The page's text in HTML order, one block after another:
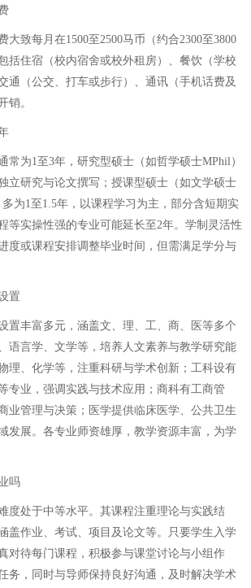
大致每月在1500至2500马币（约合2300至3800
括住宿（校内宿舍或校外租房）、餐饮（学校
通（公交、打车或步行）、通讯（手机话费及
销。
常为1至3年，研究型硕士（如哲学硕士MPhil）
立研究与论文撰写；授课型硕士（如文学硕士
为1至1.5年，以课程学习为主，部分含短期实
等实操性强的专业可能延长至2年。学制灵活性
度或课程安排调整毕业时间，但需满足学分与
置
置丰富多元，涵盖文、理、工、商、医等多个
语言学、文学等，培养人文素养与教学研究能
理、化学等，注重科研与学术创新；工科设有
专业，强调实践与技术应用；商科有工商管
业管理与决策；医学提供临床医学、公共卫生
发展。各专业师资雄厚，教学资源丰富，为学
吗
度处于中等水平。其课程注重理论与实践结
盖作业、考试、项目及论文等。只要学生入学
对待每门课程，积极参与课堂讨论与小组作
务，同时与导师保持良好沟通，及时解决学术